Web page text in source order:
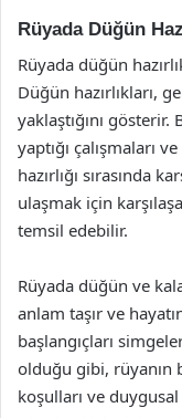
Rüyada Düğün
Rüyada düğün
Düğün hazırlıkları,
yaklaştığını
yaptığı çalışmaları
hazırlığı sırasında
ulaşmak için
temsil edebilir.
Rüyada düğün ve
anlam taşır ve
başlangıçları
olduğu gibi, rüyanın
koşulları ve